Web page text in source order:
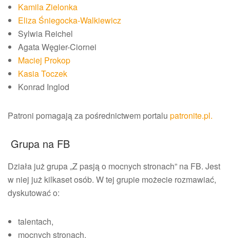
Kamila Zielonka
Eliza Śniegocka-Walkiewicz
Sylwia Reichel
Agata Węgier-Ciornei
Maciej Prokop
Kasia Toczek
Konrad Inglod
Patroni pomagają za pośrednictwem portalu patronite.pl.
Grupa na FB
Działa już grupa „Z pasją o mocnych stronach” na FB. Jest
w niej już kilkaset osób. W tej grupie możecie rozmawiać,
dyskutować o:
talentach,
mocnych stronach,